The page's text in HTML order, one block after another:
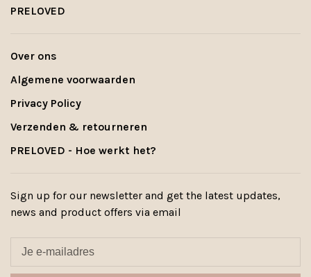
PRELOVED
Over ons
Algemene voorwaarden
Privacy Policy
Verzenden & retourneren
PRELOVED - Hoe werkt het?
Sign up for our newsletter and get the latest updates,
news and product offers via email